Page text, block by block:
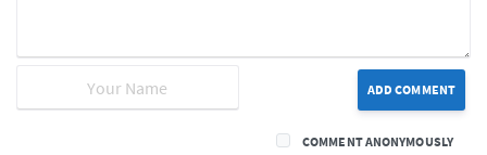
ADD COMMENT
COMMENT ANONYMOUSLY